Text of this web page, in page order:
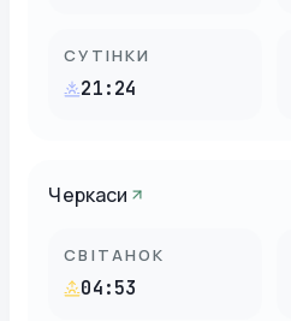
СУТІНКИ
21:24
Черкаси
СВІТАНОК
04:53